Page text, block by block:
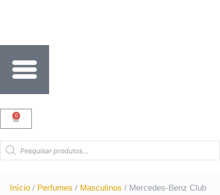
0
Início / Perfumes / Masculinos / Mercedes-Benz Club